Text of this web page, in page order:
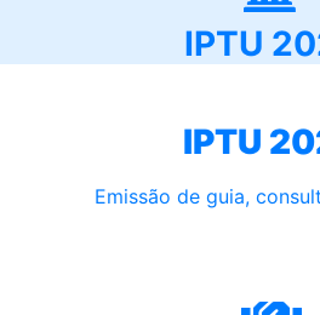
IPTU
IPTU
Emissão de guia,